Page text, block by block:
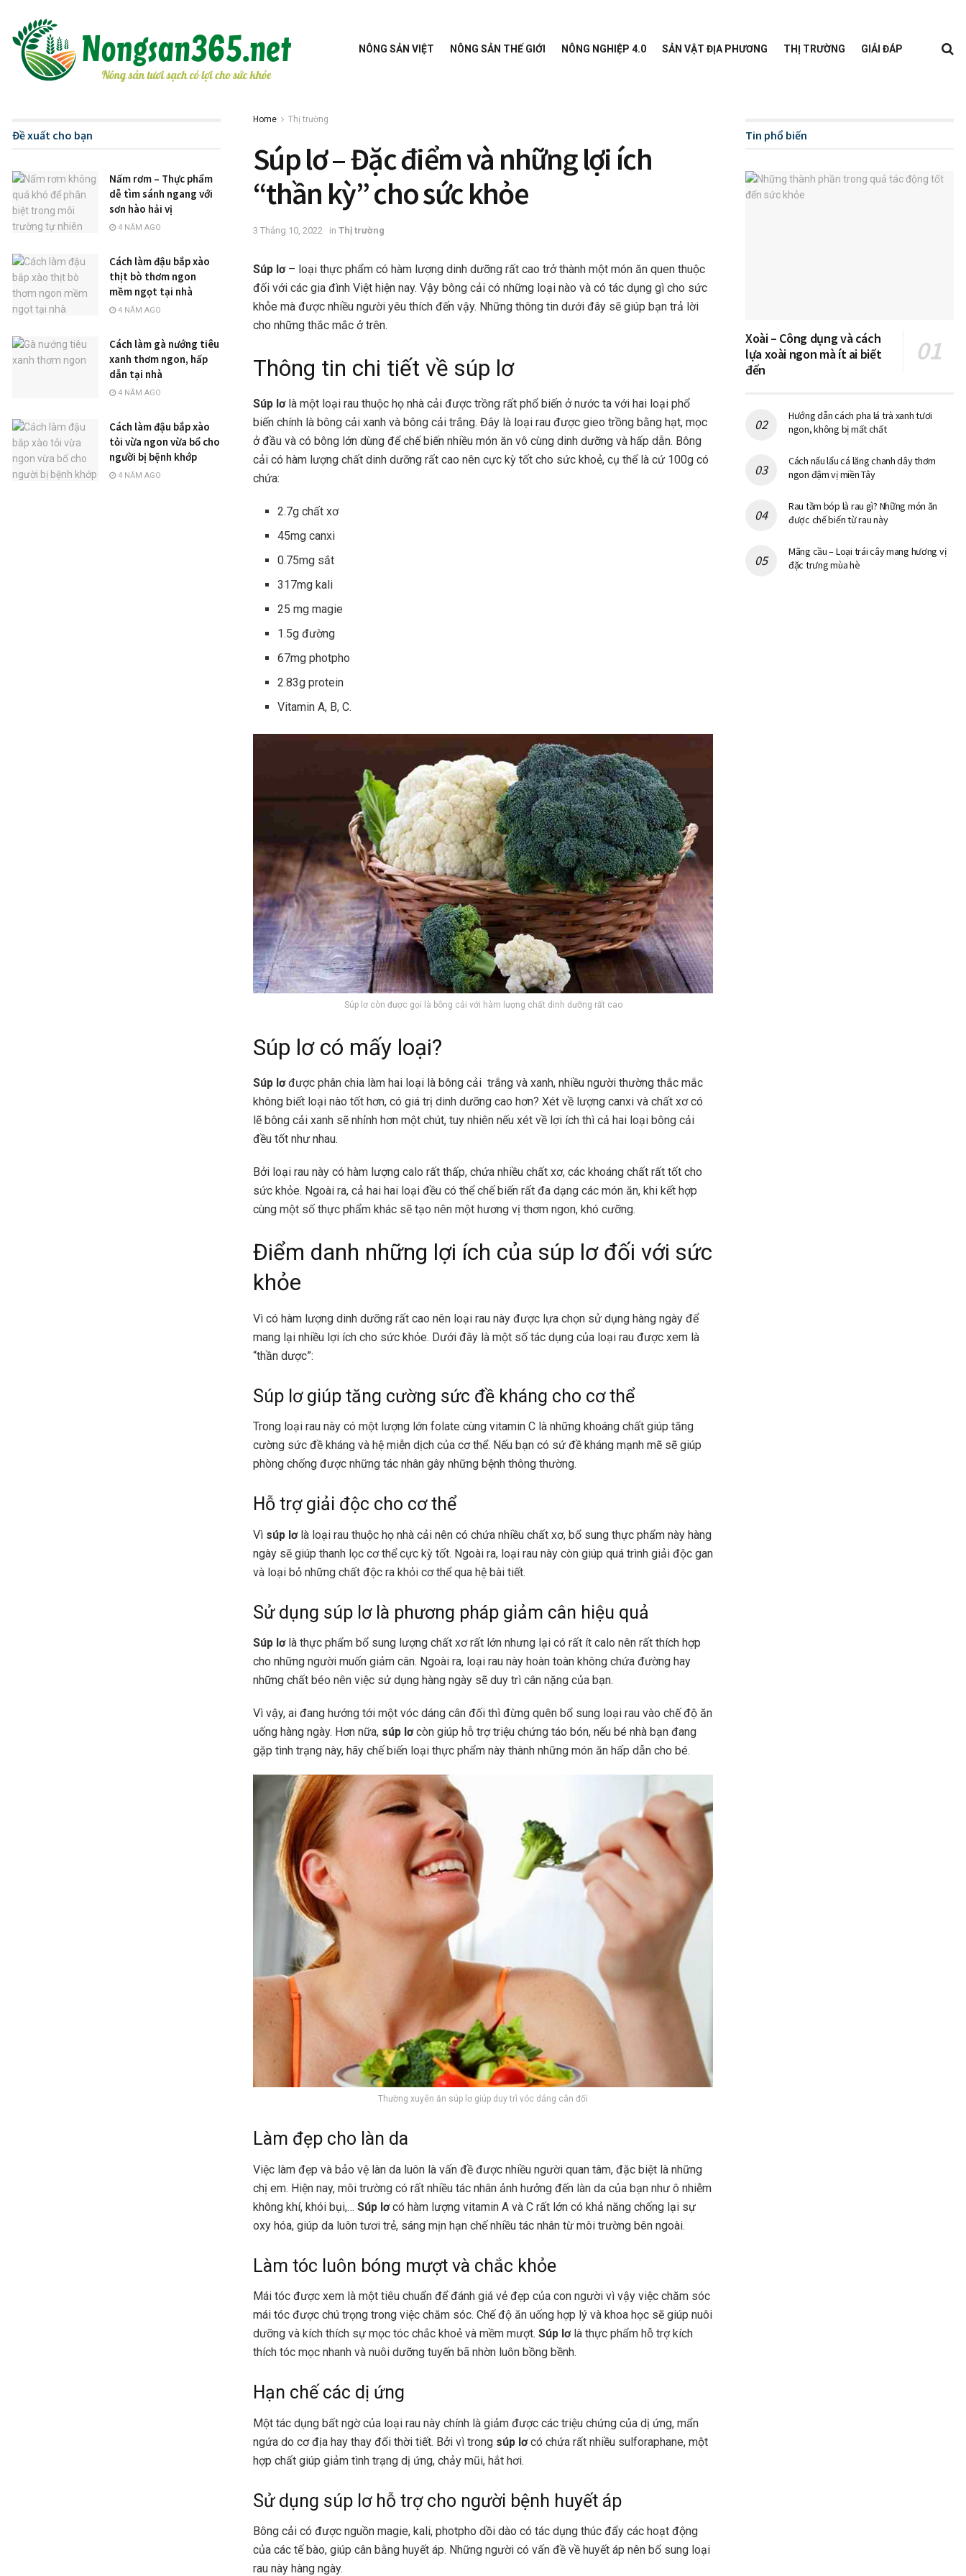
NÔNG SẢN VIỆT NÔNG SẢN THẾ GIỚI NÔNG NGHIỆP 4.0 SẢN VẬT ĐỊA PHƯƠNG THỊ TRƯỜNG GIẢI ĐÁP
Home Thị trường
Súp lơ – Đặc điểm và những lợi ích
“thần kỳ” cho sức khỏe
3 Tháng 10, 2022 in Thị trường
Súp lơ– loại thực phẩm có hàm lượng dinh dưỡng rất cao trở thành một món ăn quen thuộc
đối với các gia đình Việt hiện nay. Vậy bông cải có những loại nào và có tác dụng gì cho sức
khỏe mà được nhiều người yêu thích đến vậy. Những thông tin dưới đây sẽ giúp bạn trả lời
cho những thắc mắc ở trên.
Thông tin chi tiết về súp lơ
Súp lơlà một loại rau thuộc họ nhà cải được trồng rất phổ biến ở nước ta với hai loại phổ
biến chính là bông cải xanh và bông cải trắng. Đây là loại rau được gieo trồng bằng hạt, mọc
ở đầu và có bông lớn dùng để chế biến nhiều món ăn vô cùng dinh dưỡng và hấp dẫn. Bông
cải có hàm lượng chất dinh dưỡng rất cao nên cực kỳ tốt cho sức khoẻ, cụ thể là cứ 100g có
chứa:
2.7g chất xơ
45mg canxi
0.75mg sắt
317mg kali
25 mg magie
1.5g đường
67mg photpho
2.83g protein
Vitamin A, B, C.
Súp lơ còn được gọi là bông cải với hàm lượng chất dinh dưỡng rất cao
Súp lơ có mấy loại?
Súp lơđược phân chia làm hai loại là bông cải trắng và xanh, nhiều người thường thắc mắc
không biết loại nào tốt hơn, có giá trị dinh dưỡng cao hơn? Xét về lượng canxi và chất xơ có
lẽ bông cải xanh sẽ nhỉnh hơn một chút, tuy nhiên nếu xét về lợi ích thì cả hai loại bông cải
đều tốt như nhau.
Bởi loại rau này có hàm lượng calo rất thấp, chứa nhiều chất xơ, các khoáng chất rất tốt cho
sức khỏe. Ngoài ra, cả hai hai loại đều có thể chế biến rất đa dạng các món ăn, khi kết hợp
cùng một số thực phẩm khác sẽ tạo nên một hương vị thơm ngon, khó cưỡng.
Điểm danh những lợi ích của súp lơ đối với sức
khỏe
Vì có hàm lượng dinh dưỡng rất cao nên loại rau này được lựa chọn sử dụng hàng ngày để
mang lại nhiều lợi ích cho sức khỏe. Dưới đây là một số tác dụng của loại rau được xem là
“thần dược”:
Súp lơ giúp tăng cường sức đề kháng cho cơ thể
Trong loại rau này có một lượng lớn folate cùng vitamin C là những khoáng chất giúp tăng
cường sức đề kháng và hệ miễn dịch của cơ thể. Nếu bạn có sứ đề kháng mạnh mẽ sẽ giúp
phòng chống được những tác nhân gây những bệnh thông thường.
Hỗ trợ giải độc cho cơ thể
Vì súp lơlà loại rau thuộc họ nhà cải nên có chứa nhiều chất xơ, bổ sung thực phẩm này hàng
ngày sẽ giúp thanh lọc cơ thể cực kỳ tốt. Ngoài ra, loại rau này còn giúp quá trình giải độc gan
và loại bỏ những chất độc ra khỏi cơ thể qua hệ bài tiết.
Sử dụng súp lơ là phương pháp giảm cân hiệu quả
Súp lơlà thực phẩm bổ sung lượng chất xơ rất lớn nhưng lại có rất ít calo nên rất thích hợp
cho những người muốn giảm cân. Ngoài ra, loại rau này hoàn toàn không chứa đường hay
những chất béo nên việc sử dụng hàng ngày sẽ duy trì cân nặng của bạn.
Vì vậy, ai đang hướng tới một vóc dáng cân đối thì đừng quên bổ sung loại rau vào chế độ ăn
uống hàng ngày. Hơn nữa, súp lơcòn giúp hỗ trợ triệu chứng táo bón, nếu bé nhà bạn đang
gặp tình trạng này, hãy chế biến loại thực phẩm này thành những món ăn hấp dẫn cho bé.
Thường xuyên ăn súp lơ giúp duy trì vóc dáng cân đối
Làm đẹp cho làn da
Việc làm đẹp và bảo vệ làn da luôn là vấn đề được nhiều người quan tâm, đặc biệt là những
chị em. Hiện nay, môi trường có rất nhiều tác nhân ảnh hưởng đến làn da của bạn như ô nhiễm
không khí, khói bụi,… Súp lơcó hàm lượng vitamin A và C rất lớn có khả năng chống lại sự
oxy hóa, giúp da luôn tươi trẻ, sáng mịn hạn chế nhiều tác nhân từ môi trường bên ngoài.
Làm tóc luôn bóng mượt và chắc khỏe
Mái tóc được xem là một tiêu chuẩn để đánh giá vẻ đẹp của con người vì vậy việc chăm sóc
mái tóc được chú trọng trong việc chăm sóc. Chế độ ăn uống hợp lý và khoa học sẽ giúp nuôi
dưỡng và kích thích sự mọc tóc chắc khoẻ và mềm mượt. Súp lơlà thực phẩm hỗ trợ kích
thích tóc mọc nhanh và nuôi dưỡng tuyến bã nhờn luôn bồng bềnh.
Hạn chế các dị ứng
Một tác dụng bất ngờ của loại rau này chính là giảm được các triệu chứng của dị ứng, mẩn
ngứa do cơ địa hay thay đổi thời tiết. Bởi vì trong súp lơcó chứa rất nhiều sulforaphane, một
hợp chất giúp giảm tình trạng dị ứng, chảy mũi, hắt hơi.
Sử dụng súp lơ hỗ trợ cho người bệnh huyết áp
Bông cải có được nguồn magie, kali, photpho dồi dào có tác dụng thúc đẩy các hoạt động
của các tế bào, giúp cân bằng huyết áp. Những người có vấn đề về huyết áp nên bổ sung loại
rau này hàng ngày.
Đề xuất cho bạn
Nấm rơm – Thực phẩm
dễ tìm sánh ngang với
sơn hào hải vị
4 NĂM AGO
Cách làm đậu bắp xào
thịt bò thơm ngon
mềm ngọt tại nhà
4 NĂM AGO
Cách làm gà nướng tiêu
xanh thơm ngon, hấp
dẫn tại nhà
4 NĂM AGO
Cách làm đậu bắp xào
tỏi vừa ngon vừa bổ cho
người bị bệnh khớp
4 NĂM AGO
Tin phổ biến
Xoài – Công dụng và cách
lựa xoài ngon mà ít ai biết
đến
Hướng dẫn cách pha lá trà xanh tươi
ngon, không bị mất chất
Cách nấu lẩu cá lăng chanh dây thơm
ngon đậm vị miền Tây
Rau tầm bóp là rau gì? Những món ăn
được chế biến từ rau này
Mãng cầu – Loại trái cây mang hương vị
đặc trưng mùa hè